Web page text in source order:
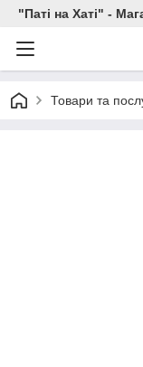
"Паті на Хаті" -
Товари та